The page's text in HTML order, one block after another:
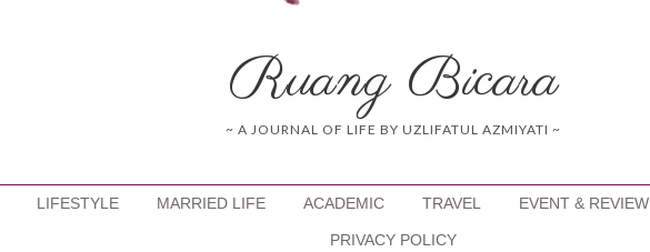
Ruang Bicara
~ A JOURNAL OF LIFE BY UZLIFATUL AZMIYATI ~
LIFESTYLE MARRIED LIFE ACADEMIC TRAVEL EVENT & REVIEW
PRIVACY POLICY